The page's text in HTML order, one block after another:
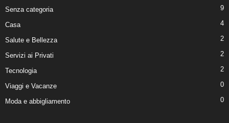
Senza categoria 9
Casa 4
Salute e Bellezza 2
Servizi ai Privati 2
Tecnologia 2
Viaggi e Vacanze 0
Moda e abbigliamento 0